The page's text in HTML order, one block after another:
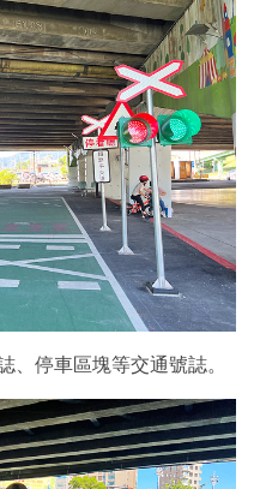
、停車區塊等交通號誌。